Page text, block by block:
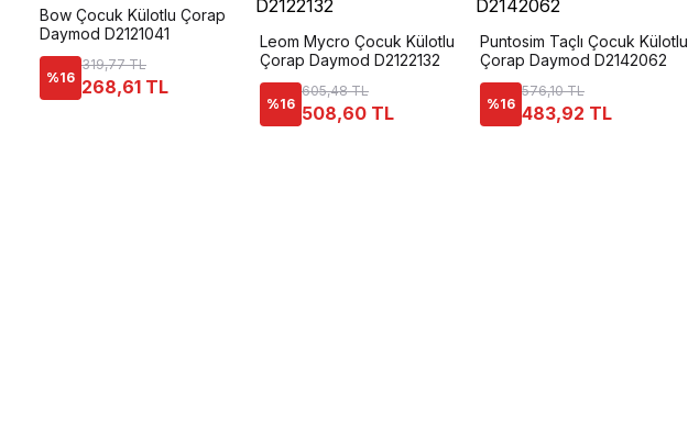
Bow Çocuk Külotlu Çorap
Daymod D2121041
%16
319,77 TL
268,61 TL
Leom Mycro Çocuk Külotlu
Çorap Daymod D2122132
%16
605,48 TL
508,60 TL
Puntosim Taçlı Çocuk Külotlu
Çorap Daymod D2142062
%16
576,10 TL
483,92 TL